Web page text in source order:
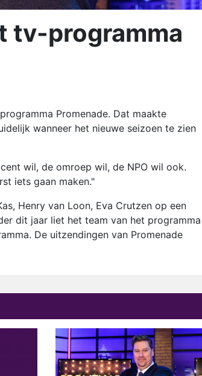
tv-programma
Promenade. Dat maakte
wanneer het nieuwe seizoen te zien
wil, de omroep wil, de NPO wil ook.
iets gaan maken."
Henry van Loon, Eva Crutzen op een
dit jaar liet het team van het programma
De uitzendingen van Promenade